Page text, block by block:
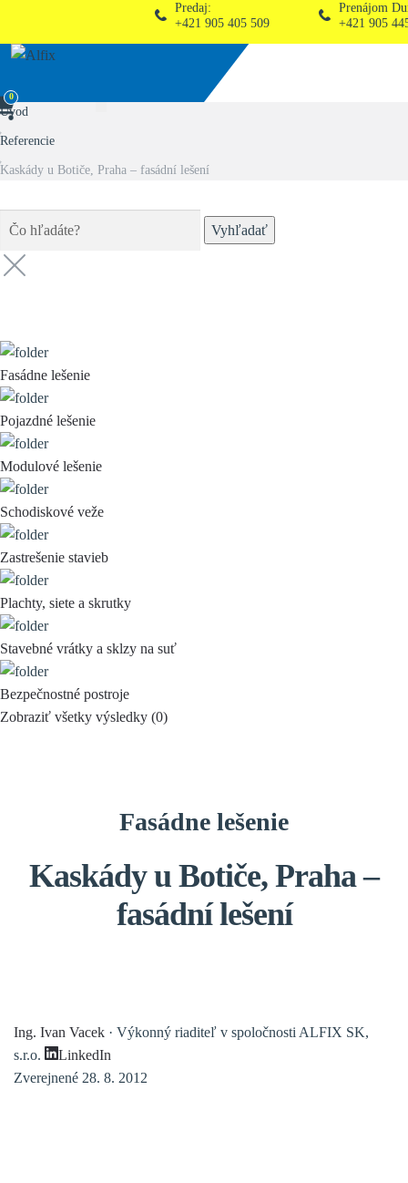
Predaj:
+421 905 405 509
Prenájom Dunajská
+421 905 445 132
0
Úvod
Referencie
Kaskády u Botiče, Praha – fasádní lešení
Vyhľadať
Fasádne lešenie
Pojazdné lešenie
Modulové lešenie
Schodiskové veže
Zastrešenie stavieb
Plachty, siete a skrutky
Stavebné vrátky a sklzy na suť
Bezpečnostné postroje
Zobraziť všetky výsledky (0)
Fasádne lešenie
Kaskády u Botiče, Praha –
fasádní lešení
Ing. Ivan Vacek · Výkonný riaditeľ v spoločnosti ALFIX SK,
s.r.o.
LinkedIn
Zverejnené 28. 8. 2012